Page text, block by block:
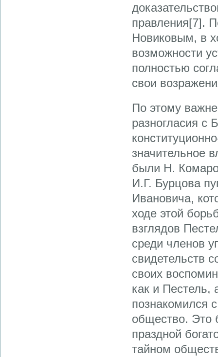
правления[7].
Новиковым, в
возможности
полностью
свои
По этому
разногласия
значительное
были Н.
И.Г. Бурцова
Ивановича,
ходе этой
взглядов
среди членов
свидетельств
своих
как и Пестель,
познакомился
общество. Это
праздной
тайном